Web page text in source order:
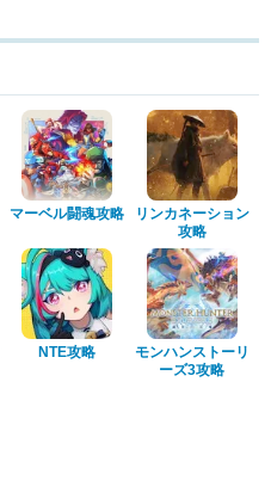
マーベル闘魂攻略
リンカネーション
攻略
NTE攻略
モンハンストーリ
ーズ3攻略